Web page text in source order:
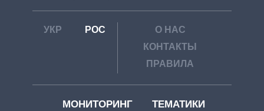
УКР РОС
О НАС
КОНТАКТЫ
ПРАВИЛА
МОНИТОРИНГ ТЕМАТИКИ